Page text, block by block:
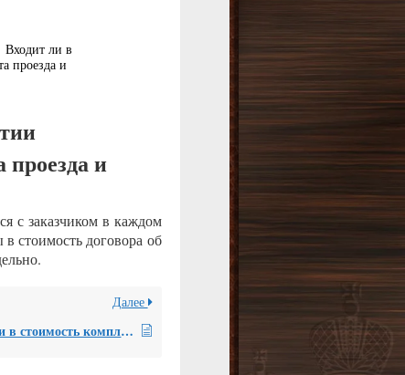
Входит ли в
проезда и
проезда и
с заказчиком в каждом
стоимость договора об
Далее
Входит ли в стоимость комплексной рецензии оплата за участие рецензента в судебном заседании?